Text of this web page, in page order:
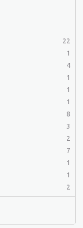
1
22
1
4
1
1
1
8
3
2
7
1
1
2
1
2